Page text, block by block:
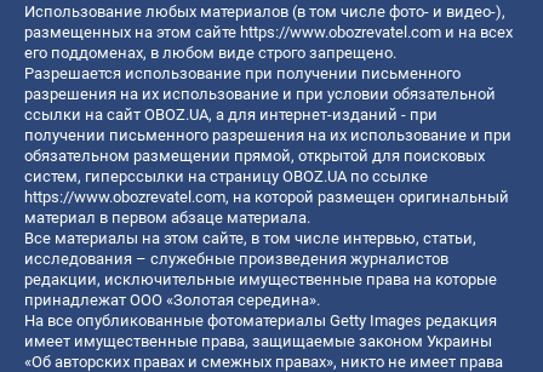
Использование любых материалов (в том числе фото- и видео-),
размещенных на этом сайте https://www.obozrevatel.com и на всех
его поддоменах, в любом виде строго запрещено.
Разрешается использование при получении письменного
разрешения на их использование и при условии обязательной
ссылки на сайт OBOZ.UA, а для интернет-изданий - при
получении письменного разрешения на их использование и при
обязательном размещении прямой, открытой для поисковых
систем, гиперссылки на страницу OBOZ.UA по ссылке
https://www.obozrevatel.com, на которой размещен оригинальный
материал в первом абзаце материала.
Все материалы на этом сайте, в том числе интервью, статьи,
исследования – служебные произведения журналистов
редакции, исключительные имущественные права на которые
принадлежат ООО «Золотая середина».
На все опубликованные фотоматериалы Getty Images редакция
имеет имущественные права, защищаемые законом Украины
«Об авторских правах и смежных правах», никто не имеет права